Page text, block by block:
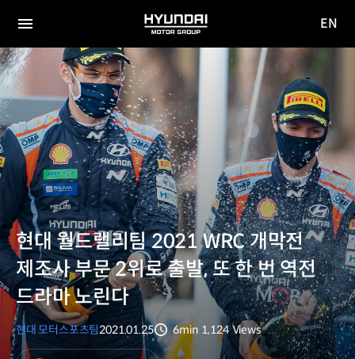
전체
메뉴
HYUNDAI
MOTOR
GROUP
EN
현대 월드랠리팀 2021 WRC 개막전
제조사 부문 2위로 출발, 또 한 번 역전
드라마 노린다
현대 모터스포츠팀2021.01.25
분량
6min
조회수
1,124 Views